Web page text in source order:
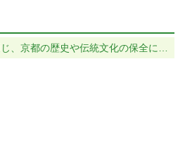
、京都の歴史や伝統文化の保全に…